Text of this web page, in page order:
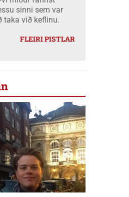
sinni sem var
taka við keflinu.
FLEIRI PISTLAR